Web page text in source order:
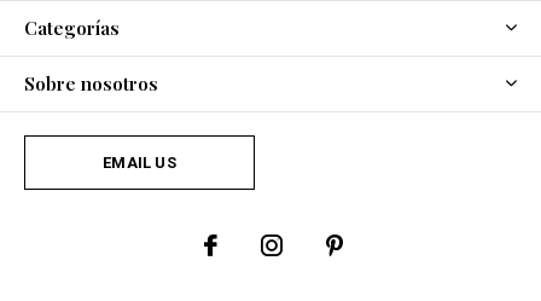
Categorías
Sobre nosotros
EMAIL US